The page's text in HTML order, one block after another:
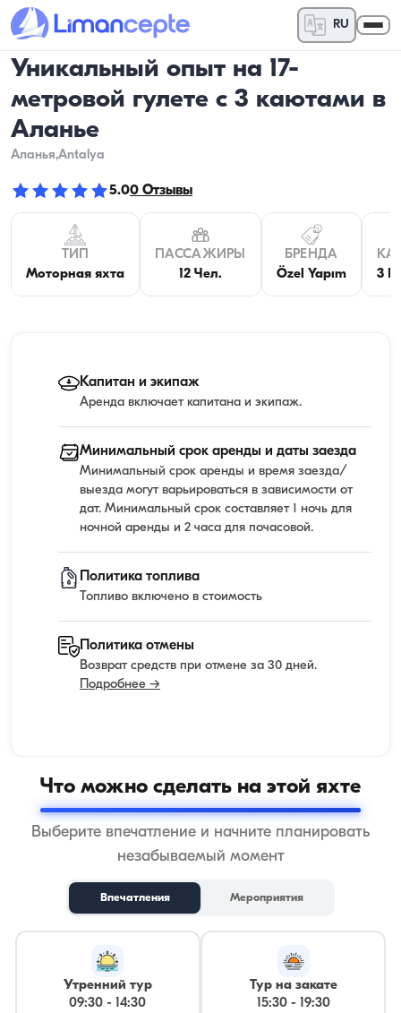
RU
Уникальный опыт на 17-
метровой гулете с 3 каютами в
Аланье
Аланья,Antalya
5.00 Отзывы
ТИП
Моторная яхта
ПАССАЖИРЫ
12 Чел.
БРЕНДА
Özel Yapım
3
Капитан и экипаж
Аренда включает капитана и экипаж.
Минимальный срок аренды и даты заезда
Минимальный срок аренды и время заезда/
выезда могут варьироваться в зависимости от
дат. Минимальный срок составляет 1 ночь для
ночной аренды и 2 часа для почасовой.
Политика топлива
Топливо включено в стоимость
Политика отмены
Возврат средств при отмене за 30 дней.
Подробнее →
Что можно сделать на этой яхте
Выберите впечатление и начните планировать
незабываемый момент
Впечатления Мероприятия
Утренний тур
09:30 -
14:30
Тур на закате
15:30-
19:30